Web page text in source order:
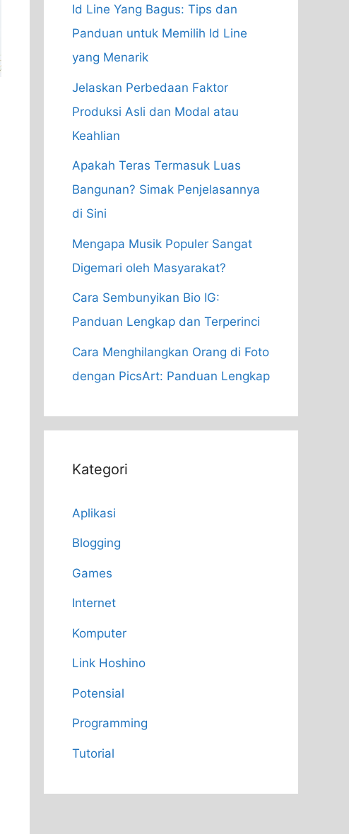
Id Line Yang Bagus: Tips dan
Panduan untuk Memilih Id Line
yang Menarik
Jelaskan Perbedaan Faktor
Produksi Asli dan Modal atau
Keahlian
Apakah Teras Termasuk Luas
Bangunan? Simak Penjelasannya
di Sini
Mengapa Musik Populer Sangat
Digemari oleh Masyarakat?
Cara Sembunyikan Bio IG:
Panduan Lengkap dan Terperinci
Cara Menghilangkan Orang di Foto
dengan PicsArt: Panduan Lengkap
Kategori
Aplikasi
Blogging
Games
Internet
Komputer
Link Hoshino
Potensial
Programming
Tutorial